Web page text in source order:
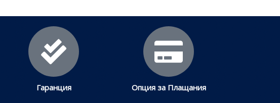
Гаранция Опция за Плащания